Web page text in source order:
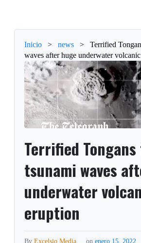
Inicio > news >
Terrified
waves after huge underwater
Terrified Tongans
tsunami waves
underwater
eruption
ByExcelsio Media on enero 15, 2022